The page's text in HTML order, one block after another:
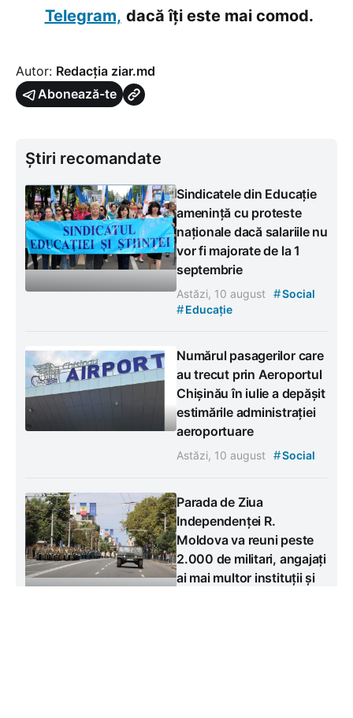
Telegram, dacă îți este mai comod.
Autor: Redacția ziar.md
Abonează-te
Știri recomandate
Sindicatele din Educație
amenință cu proteste
naționale dacă salariile nu
vor fi majorate de la 1
septembrie
Astăzi, 10 august #Social
#Educație
Numărul pasagerilor care
au trecut prin Aeroportul
Chișinău în iulie a depășit
estimările administrației
aeroportuare
Astăzi, 10 august #Social
Parada de Ziua
Independenței R.
Moldova va reuni peste
2.000 de militari, angajați
ai mai multor instituții și